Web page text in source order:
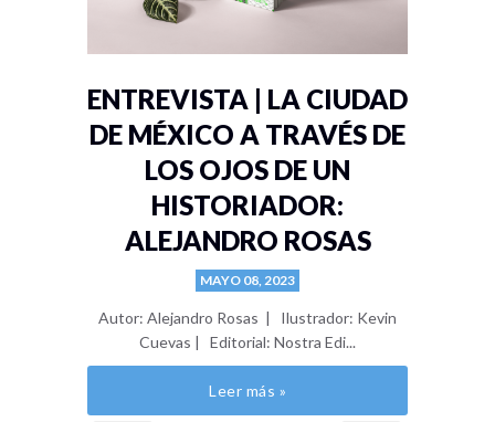
ENTREVISTA | LA CIUDAD
DE MÉXICO A TRAVÉS DE
LOS OJOS DE UN
HISTORIADOR:
ALEJANDRO ROSAS
MAYO 08, 2023
Autor: Alejandro Rosas | Ilustrador: Kevin
Cuevas | Editorial: Nostra Edi...
Leer más »